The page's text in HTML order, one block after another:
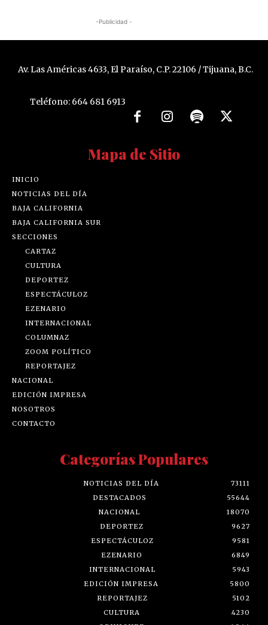
-Publicidad -
Av. Las Américas 4633, El Paraíso, C.P. 22106 / Tijuana, B.C.
Teléfono: 664 681 6913
Mapa de Sitio
INICIO
NOTICIAS DEL DÍA
BAJA CALIFORNIA
BAJA CALIFORNIA SUR
SECCIONES
CARTAZ
CULTURA
DEPORTEZ
ESPECTÁCULOZ
EZENARIO
INTERNACIONAL
COLUMNAZ
ZOOM POLÍTICO
REPORTAJEZ
NACIONAL
EDICIÓN IMPRESA
NOSOTROS
CONTACTO
Categorías Populares
NOTICIAS DEL DÍA
73111
DESTACADOS
55644
NACIONAL
18070
DEPORTEZ
9627
ESPECTÁCULOZ
9581
EZENARIO
6849
INTERNACIONAL
5943
EDICIÓN IMPRESA
5800
REPORTAJEZ
5102
CULTURA
4230